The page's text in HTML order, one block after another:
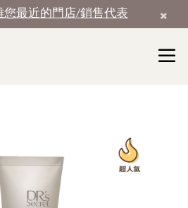
您最近的門店/銷售代表